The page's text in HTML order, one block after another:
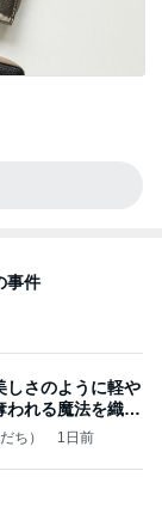
事件
しさのように軽や
われる魔法を織り
ち） 1日前